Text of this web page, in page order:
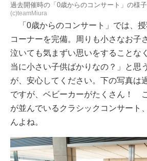
過去開催時の「0歳からのコンサート」の様子
(c)teamMiura
「0歳からのコンサート」では、授
コーナーを完備。周りも小さなお子
泣いても気まずい思いをすることな
当に小さい子供ばかりなの？」と思
が、安心してください。下の写真は
ですが、ベビーカーがたくさん！
が並んでいるクラシックコンサート
んよね。